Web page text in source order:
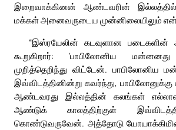
இறைவாக்கினன் ஆண்டவரின் இல்லத்தில்
மக்கள் அனைவருடைய முன்னிலையிலும்
“இஸ்ரயேலின் கடவுளான
கூறுகிறார்: ‘பாபிலோனிய
முறித்தெறிந்து விட்டேன். பாபிலோனிய
இவ்விடத்தினின்று கவர்ந்து,
ஆண்டவரது இல்லத்தின் கலங்கள்
ஆண்டுக் காலத்திற்குள்
கொண்டுவருவேன். அத்தோடு